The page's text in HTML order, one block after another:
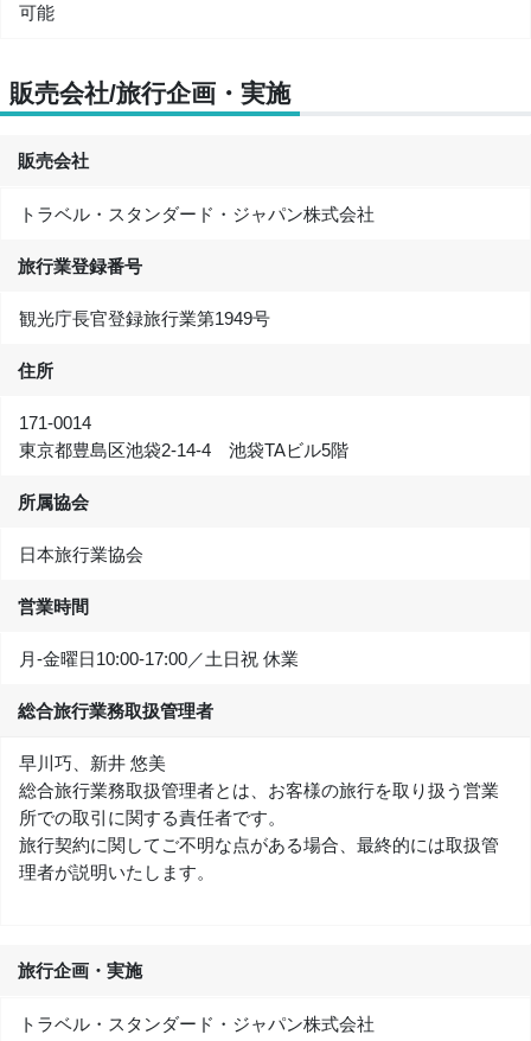
可能
販売会社/旅行企画・実施
販売会社
トラベル・スタンダード・ジャパン株式会社
旅行業登録番号
観光庁長官登録旅行業第1949号
住所
171-0014
東京都豊島区池袋2-14-4 池袋TAビル5階
所属協会
日本旅行業協会
営業時間
月-金曜日10:00‐17:00／土日祝 休業
総合旅行業務取扱管理者
早川巧、新井 悠美
総合旅行業務取扱管理者とは、お客様の旅行を取り扱う営業
所での取引に関する責任者です。
旅行契約に関してご不明な点がある場合、最終的には取扱管
理者が説明いたします。
旅行企画・実施
トラベル・スタンダード・ジャパン株式会社